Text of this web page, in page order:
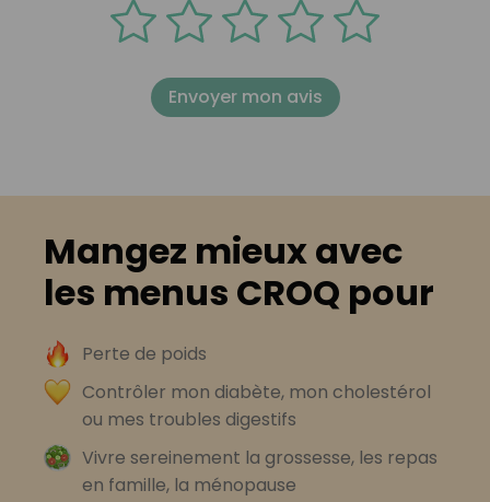
Envoyer mon avis
Mangez mieux avec
les menus CROQ pour
Perte de poids
Contrôler mon diabète, mon cholestérol
ou mes troubles digestifs
Vivre sereinement la grossesse, les repas
en famille, la ménopause